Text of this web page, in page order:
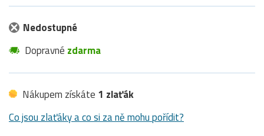
Nedostupné
Dopravné zdarma
Nákupem získáte 1 zlaťák
Co jsou zlaťáky a co si za ně mohu pořídit?